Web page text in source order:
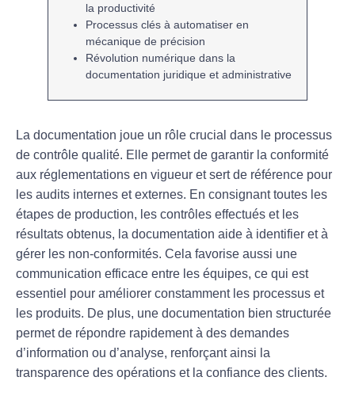
la productivité
Processus clés à automatiser en
mécanique de précision
Révolution numérique dans la
documentation juridique et administrative
La documentation joue un rôle crucial dans le processus
de contrôle qualité. Elle permet de garantir la conformité
aux réglementations en vigueur et sert de référence pour
les audits internes et externes. En consignant toutes les
étapes de production, les contrôles effectués et les
résultats obtenus, la documentation aide à identifier et à
gérer les non-conformités. Cela favorise aussi une
communication efficace entre les équipes, ce qui est
essentiel pour améliorer constamment les processus et
les produits. De plus, une documentation bien structurée
permet de répondre rapidement à des demandes
d’information ou d’analyse, renforçant ainsi la
transparence des opérations et la confiance des clients.